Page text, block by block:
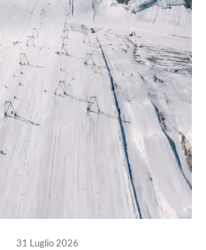
31 Luglio 2026